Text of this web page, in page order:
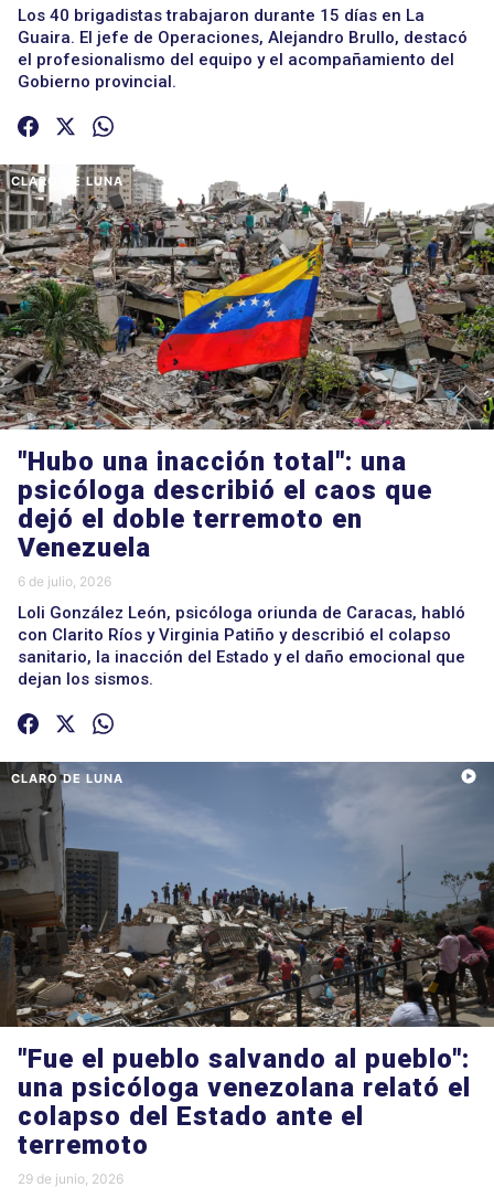
Los 40 brigadistas trabajaron durante 15 días en La
Guaira. El jefe de Operaciones, Alejandro Brullo, destacó
el profesionalismo del equipo y el acompañamiento del
Gobierno provincial.
CLARO DE LUNA
"Hubo una inacción total": una
psicóloga describió el caos que
dejó el doble terremoto en
Venezuela
6 de julio, 2026
Loli González León, psicóloga oriunda de Caracas, habló
con Clarito Ríos y Virginia Patiño y describió el colapso
sanitario, la inacción del Estado y el daño emocional que
dejan los sismos.
CLARO DE LUNA
"Fue el pueblo salvando al pueblo":
una psicóloga venezolana relató el
colapso del Estado ante el
terremoto
29 de junio, 2026